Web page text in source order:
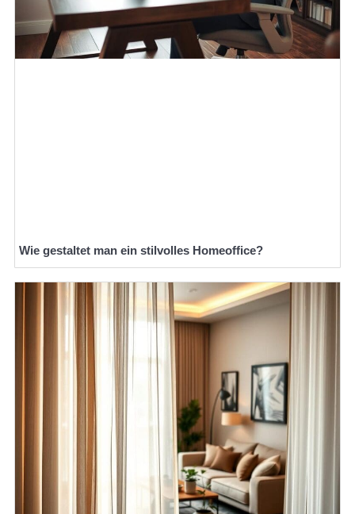
Wie gestaltet man ein stilvolles Homeoffice?